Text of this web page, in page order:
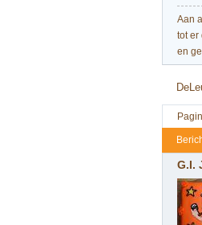
Aan
tot er
en
G.I.